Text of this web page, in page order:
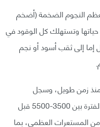
النجوم الضخمة (أضخم
حياتها وتستهلك كل الوقود في
إما إلى ثقب أسود أو نجم
منذ زمن طويل، وسجل
الفلكيون الهنود أول مستعر أعظم في الفترة بين 3500-5500 قبل
المستعرات العظمى، بما